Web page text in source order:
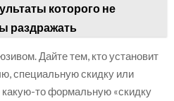
которого не
раздражать
Дайте тем, кто установит
специальную скидку или
то формальную «скидку